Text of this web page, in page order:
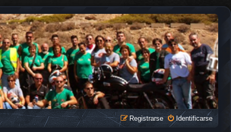
Identificarse
Registrarse